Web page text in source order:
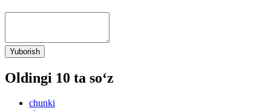
Yuborish
Oldingi 10 ta so‘z
chunki